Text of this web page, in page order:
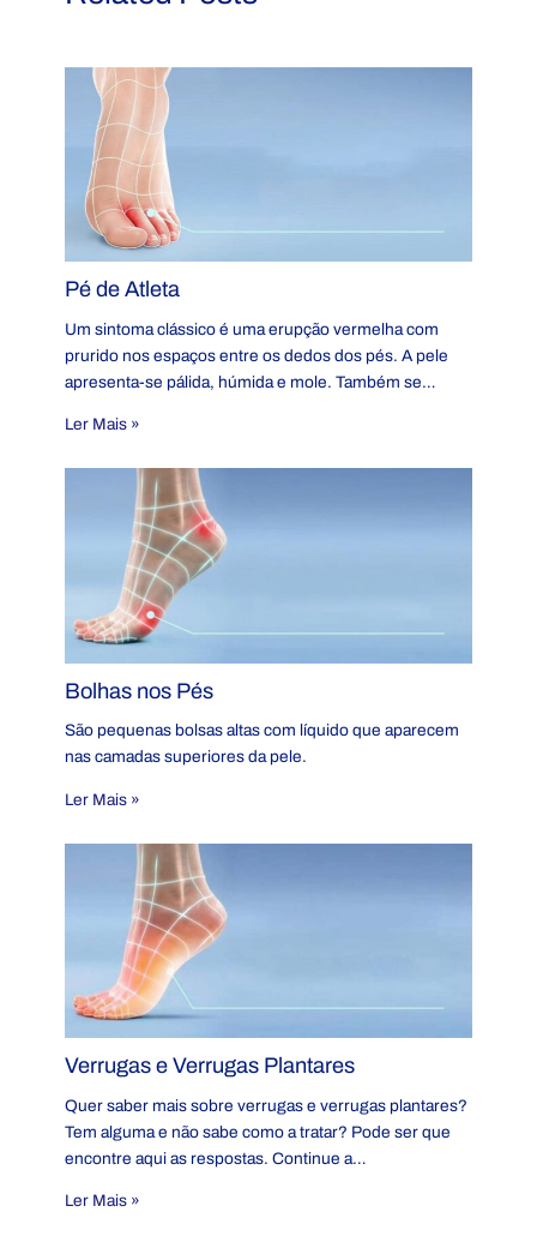
Pé de Atleta
Um sintoma clássico é uma erupção vermelha com
prurido nos espaços entre os dedos dos pés. A pele
apresenta-se pálida, húmida e mole. Também se…
Ler Mais »
Bolhas nos Pés
São pequenas bolsas altas com líquido que aparecem
nas camadas superiores da pele.
Ler Mais »
Verrugas e Verrugas Plantares
Quer saber mais sobre verrugas e verrugas plantares?
Tem alguma e não sabe como a tratar? Pode ser que
encontre aqui as respostas. Continue a…
Ler Mais »